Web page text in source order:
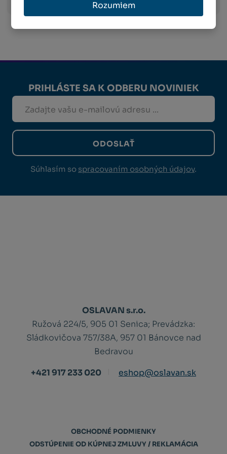
Rozumiem
PRIHLÁSTE SA K ODBERU NOVINIEK
ODOSLAŤ
Súhlasím so spracovaním osobných údajov.
OSLAVAN s.r.o.
Ružová 224/5, 905 01 Senica; Prevádzka:
Sládkovičova 757/38A, 957 01 Bánovce nad
Bedravou
+421 917 233 020
eshop@oslavan.sk
OBCHODNÉ PODMIENKY
ODSTÚPENIE OD KÚPNEJ ZMLUVY / REKLAMÁCIA